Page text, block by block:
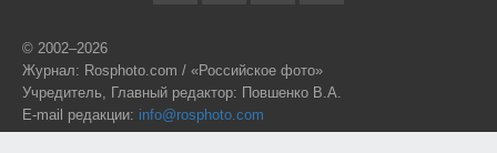
© 2002–2026
Журнал: Rosphoto.com / «Российское фото»
Учредитель, Главный редактор: Повшенко В.А.
E-mail редакции: info@rosphoto.com